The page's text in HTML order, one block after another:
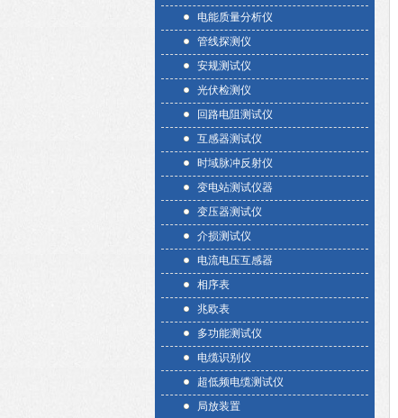
电能质量分析仪
管线探测仪
安规测试仪
光伏检测仪
回路电阻测试仪
互感器测试仪
时域脉冲反射仪
变电站测试仪器
变压器测试仪
介损测试仪
电流电压互感器
相序表
兆欧表
多功能测试仪
电缆识别仪
超低频电缆测试仪
局放装置